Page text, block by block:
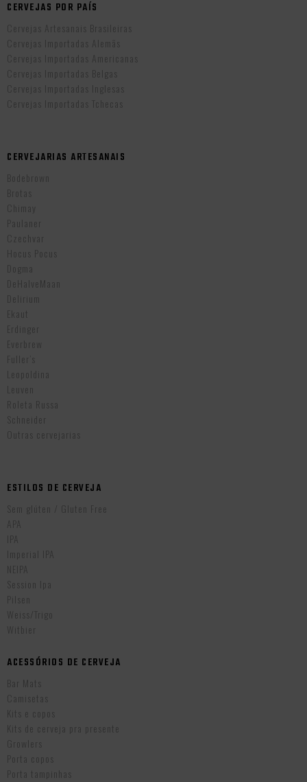
CERVEJAS POR PAÍS
Cervejas Artesanais Brasileiras
Cervejas Importadas Alemãs
Cervejas Importadas Americanas
Cervejas Importadas Belgas
Cervejas Importadas Inglesas
Cervejas Importadas Tchecas
CERVEJARIAS ARTESANAIS
Bodebrown
Brotas
Chimay
Paulaner
Czechvar
Hocus Pocus
Dogma
DeHalveMaan
Delirium
Ekaut
Erdinger
Everbrew
Fuller’s
Leopoldina
Leuven
Roleta Russa
Schneider
Outras cervejarias
ESTILOS DE CERVEJA
Sem glúten / Gluten Free
APA
IPA
Imperial IPA
NEIPA
Session Ipa
Pilsen
Weiss/Trigo
Witbier
ACESSÓRIOS DE CERVEJA
Bar Mats
Camisetas
Kits e copos
Kits de cerveja pra presente
Growlers
Porta copos
Porta tampinhas